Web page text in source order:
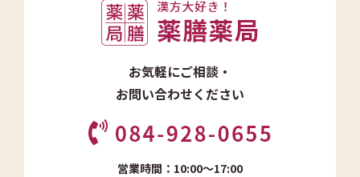
お気軽にご相談・
お問い合わせください
営業時間：10:00～17:00